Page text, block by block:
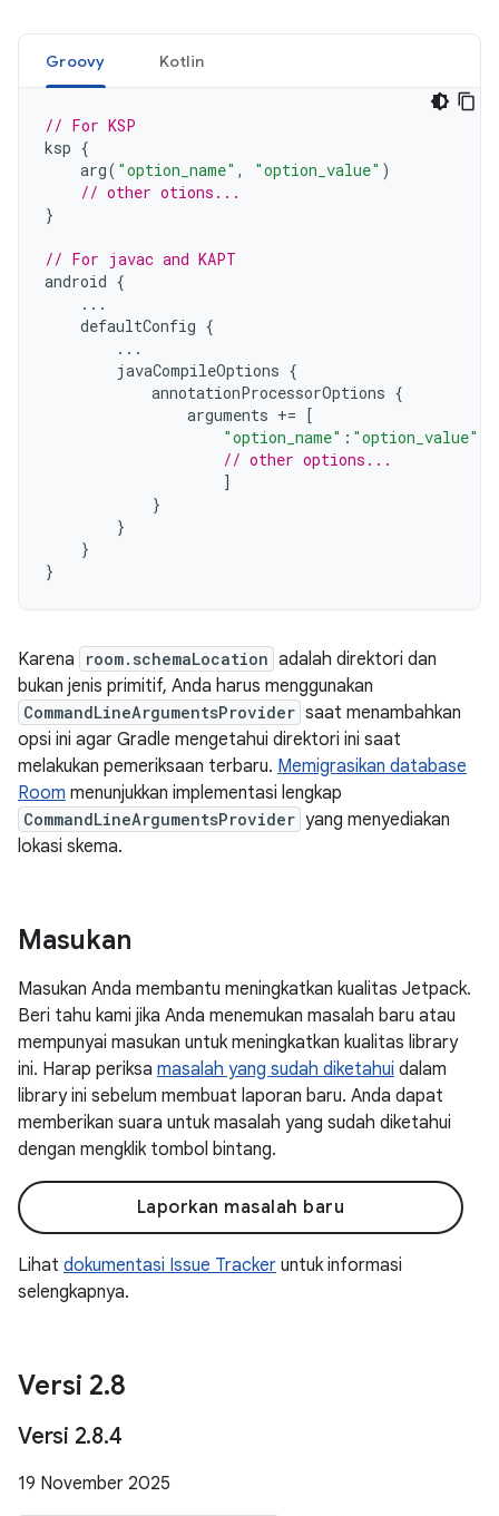
Groovy Kotlin
// For KSP
ksp {
arg( "option_name" , "option_value" )
// other otions...
}
// For javac and KAPT
android {
...
defaultConfig {
...
javaCompileOptions {
annotationProcessorOptions {
arguments += [
"option_name" : "option_value"
// other options...
]
}
}
}
}
Karena room.schemaLocation adalah direktori dan
bukan jenis primitif, Anda harus menggunakan
CommandLineArgumentsProvider saat menambahkan
opsi ini agar Gradle mengetahui direktori ini saat
melakukan pemeriksaan terbaru. Memigrasikan database
Room menunjukkan implementasi lengkap
CommandLineArgumentsProvider yang menyediakan
lokasi skema.
Masukan
Masukan Anda membantu meningkatkan kualitas Jetpack.
Beri tahu kami jika Anda menemukan masalah baru atau
mempunyai masukan untuk meningkatkan kualitas library
ini. Harap periksa masalah yang sudah diketahui dalam
library ini sebelum membuat laporan baru. Anda dapat
memberikan suara untuk masalah yang sudah diketahui
dengan mengklik tombol bintang.
Laporkan masalah baru
Lihat dokumentasi Issue Tracker untuk informasi
selengkapnya.
Versi 2.8
Versi 2.8.4
19 November 2025